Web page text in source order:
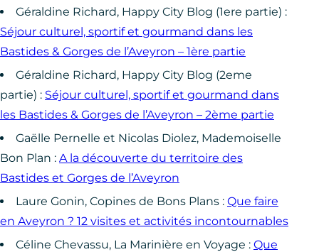
Géraldine Richard, Happy City Blog (1ere partie) :
Séjour culturel, sportif et gourmand dans les
Bastides & Gorges de l’Aveyron – 1ère partie
Géraldine Richard, Happy City Blog (2eme
partie) : Séjour culturel, sportif et gourmand dans
les Bastides & Gorges de l’Aveyron – 2ème partie
Gaëlle Pernelle et Nicolas Diolez, Mademoiselle
Bon Plan : A la découverte du territoire des
Bastides et Gorges de l’Aveyron
Laure Gonin, Copines de Bons Plans : Que faire
en Aveyron ? 12 visites et activités incontournables
Céline Chevassu, La Marinière en Voyage : Que